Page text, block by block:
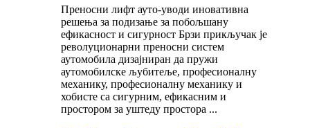
Преносни лифт ауто-уводи иновативна
решења за подизање за побољшану
ефикасност и сигурност Брзи прикључак је
револуционарни преносни систем
аутомобила дизајниран да пружи
аутомобилске љубитеље, професионалну
механику, професионалну механику и
хобисте са сигурним, ефикасним и
простором за уштеду простора ...